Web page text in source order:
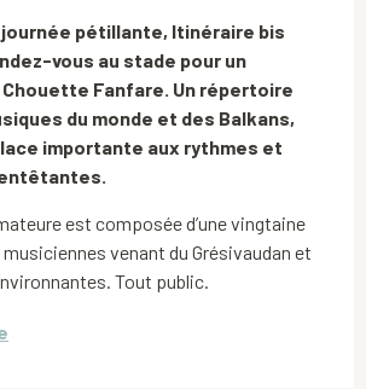
pétillante, Itinéraire bis
vous au stade pour un
Fanfare. Un répertoire
du monde et des Balkans,
importante aux rythmes et
est composée d’une vingtaine
venant du Grésivaudan et
Tout public.